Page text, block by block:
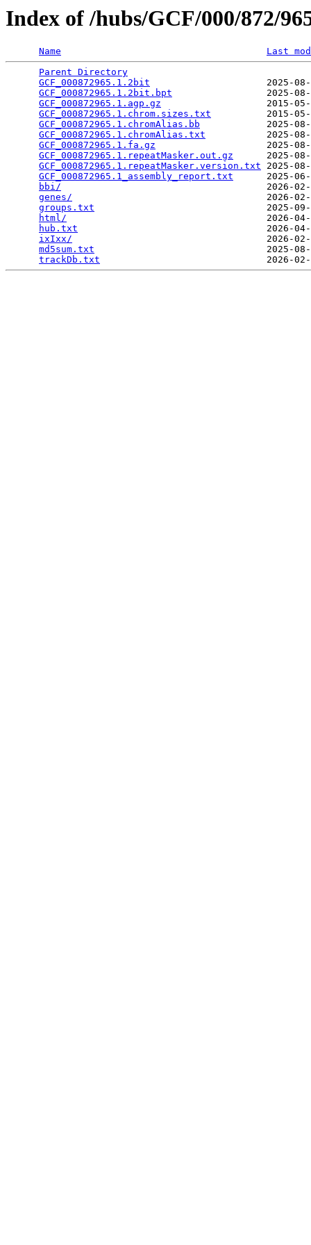
Index of /hubs/GCF/000/872/
Name
Last
Parent Directory
GCF_000872965.1.2bit
2025-
GCF_000872965.1.2bit.bpt
2025-
GCF_000872965.1.agp.gz
2015-
GCF_000872965.1.chrom.sizes.txt
2015-
GCF_000872965.1.chromAlias.bb
2025-
GCF_000872965.1.chromAlias.txt
2025-
GCF_000872965.1.fa.gz
2025-
GCF_000872965.1.repeatMasker.out.gz
2025-
GCF_000872965.1.repeatMasker.version.txt 2025-
GCF_000872965.1_assembly_report.txt
2025-
bbi/
2026-
genes/
2026-
groups.txt
2025-
html/
2026-
hub.txt
2026-
ixIxx/
2026-
md5sum.txt
2025-
trackDb.txt